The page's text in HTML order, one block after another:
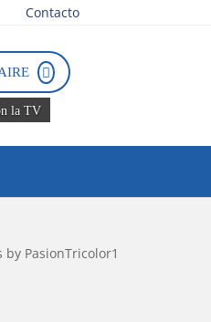
Contacto
la TV
by PasionTricolor1